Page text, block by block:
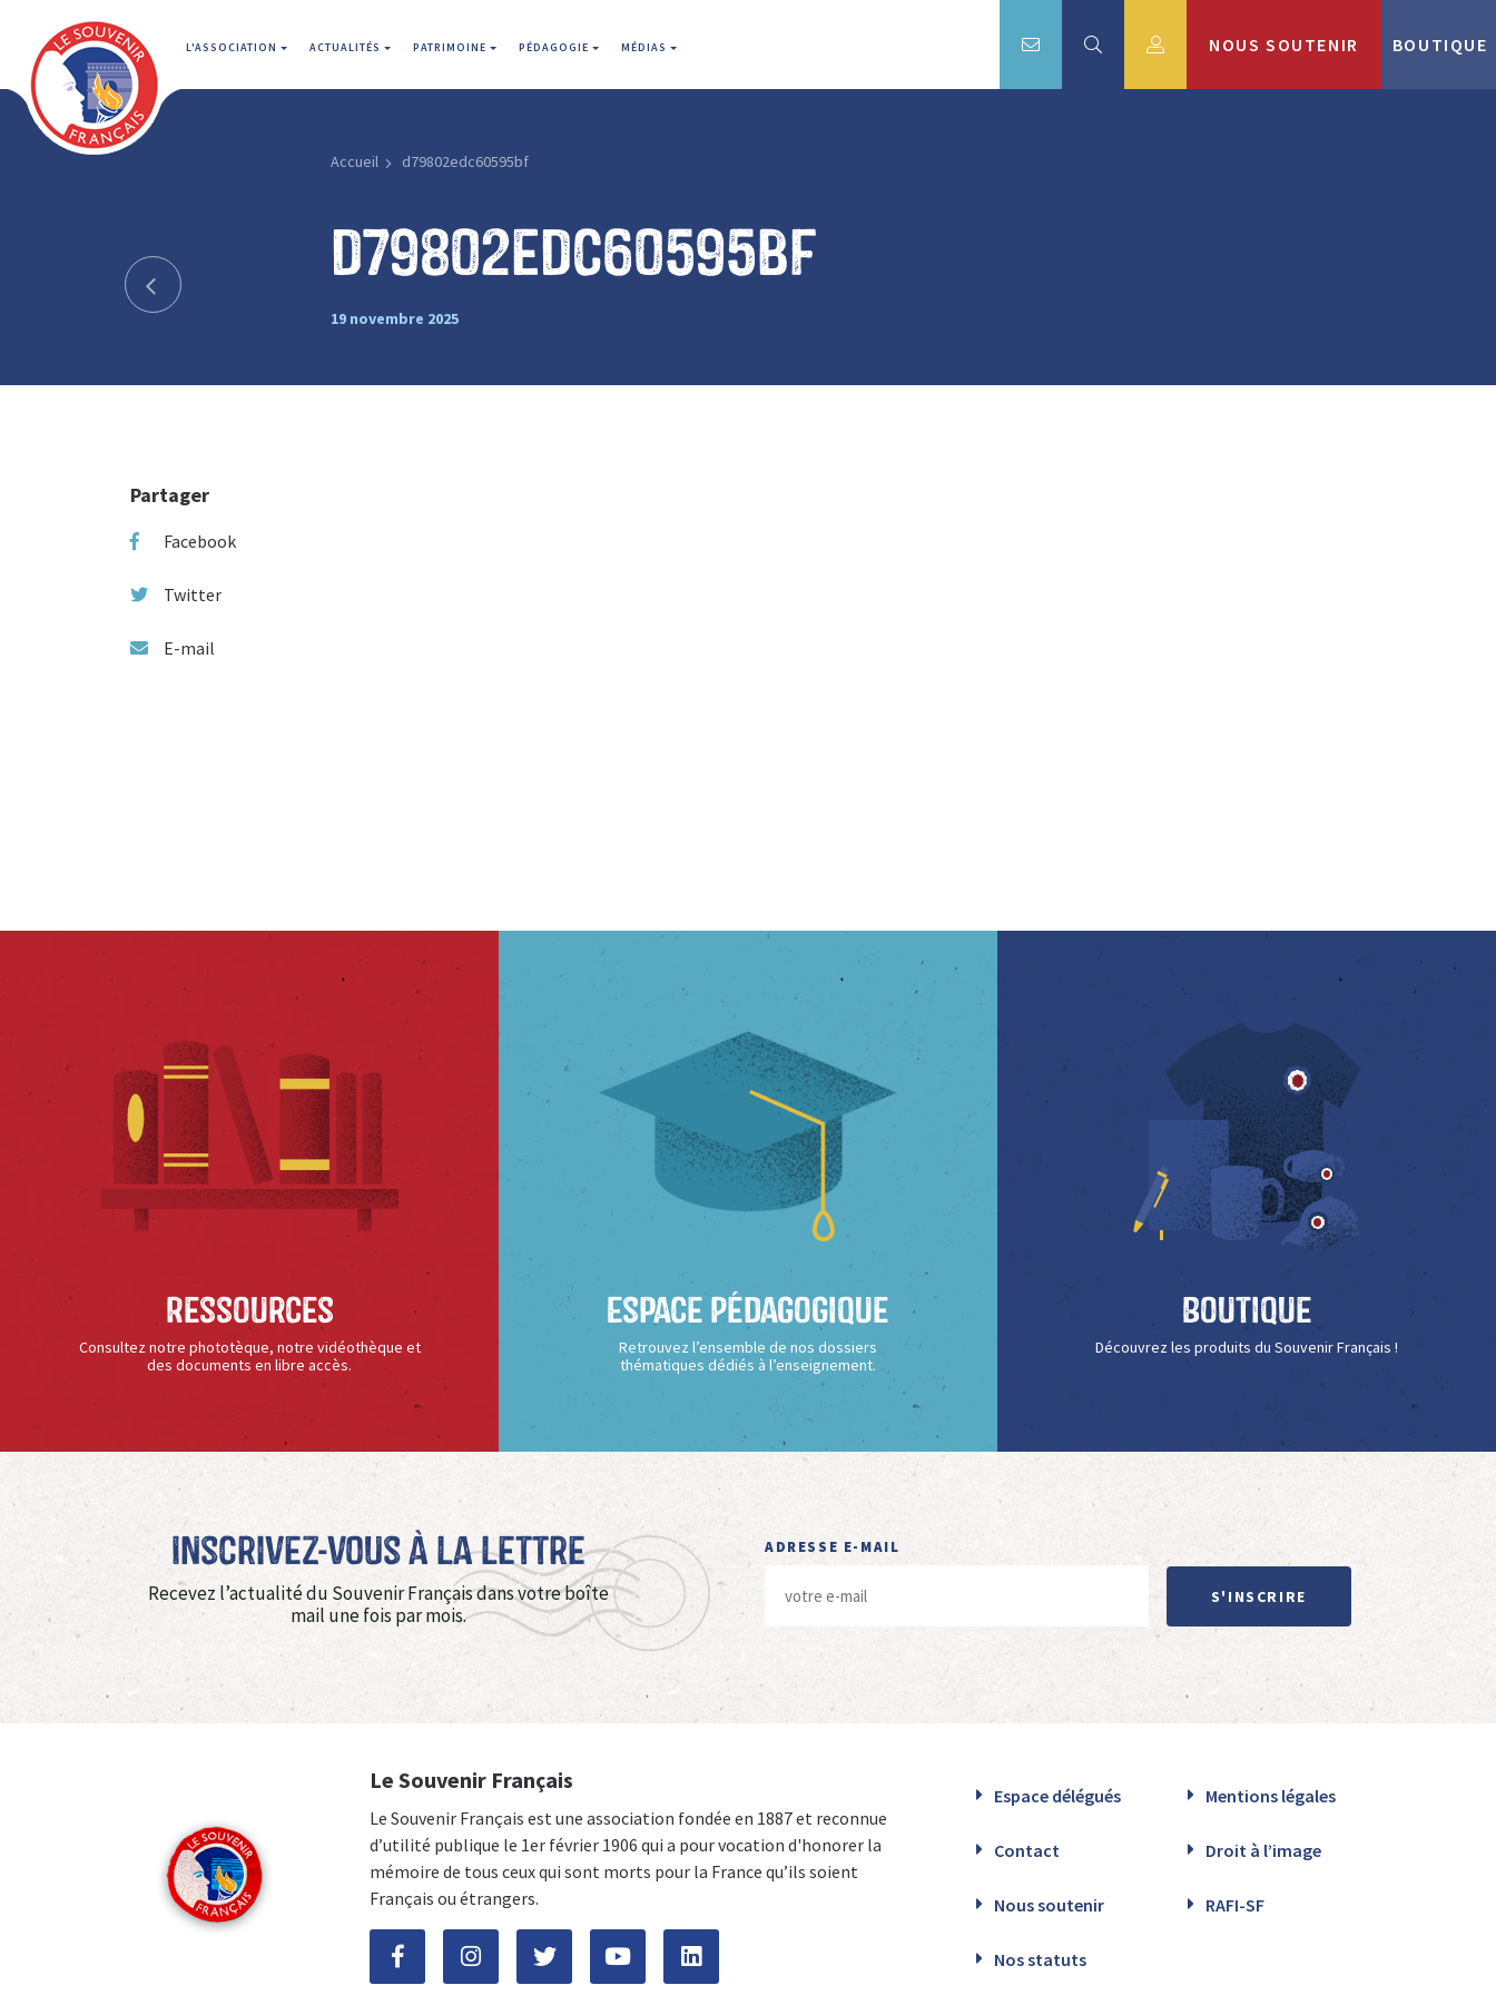
L'ASSOCIATION ACTUALITÉS PATRIMOINE PÉDAGOGIE MÉDIAS NOUS SOUTENIR BOUTIQUE
Accueil d79802edc60595bf
d79802edc60595bf
19 novembre 2025
Partager
Facebook
Twitter
E-mail
Ressources
Consultez notre phototèque, notre vidéothèque et
des documents en libre accès.
Espace Pédagogique
Retrouvez l’ensemble de nos dossiers
thématiques dédiés à l’enseignement.
Boutique
Découvrez les produits du Souvenir Français !
Inscrivez-vous à La Lettre
Recevez l’actualité du Souvenir Français dans votre boîte
mail une fois par mois.
ADRESSE E-MAIL
S'INSCRIRE
Le Souvenir Français
Le Souvenir Français est une association fondée en 1887 et reconnue
d’utilité publique le 1er février 1906 qui a pour vocation d'honorer la
mémoire de tous ceux qui sont morts pour la France qu’ils soient
Français ou étrangers.
Espace délégués Mentions légales
Contact Droit à l’image
Nous soutenir RAFI-SF
Nos statuts